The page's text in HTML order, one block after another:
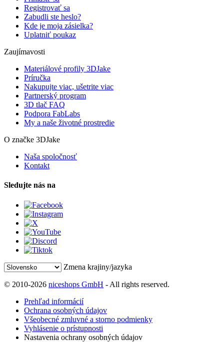
Registrovať sa
Zabudli ste heslo?
Kde je moja zásielka?
Uplatniť poukaz
Zaujímavosti
Materiálové profily 3DJake
Príručka
Nakupujte viac, ušetrite viac
Partnerský program
3D tlač FAQ
Podpora FabLabs
My a naše životné prostredie
O značke 3DJake
Naša spoločnosť
Kontakt
Sledujte nás na
Zmena krajiny/jazyka
© 2010-2026 niceshops GmbH - All rights reserved.
Prehľad informácií
Ochrana osobných údajov
Všeobecné zmluvné a storno podmienky
Vyhlásenie o prístupnosti
Nastavenia ochrany osobných údajov